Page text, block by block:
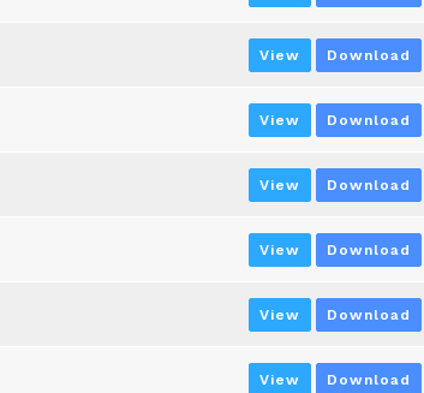
View Download
View Download
View Download
View Download
View Download
View Download